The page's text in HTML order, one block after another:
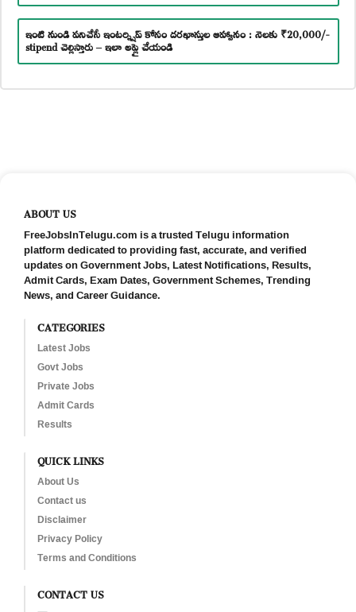
ఇంటి నుండి పనిచేసే ఇంటర్న్షిప్ కోసం దరఖాస్తుల ఆహ్వానం : నెలకు ₹20,000/-
stipend చెల్లిస్తారు – ఇలా అప్లై చేయండి
ABOUT US
FreeJobsInTelugu.com is a trusted Telugu information
platform dedicated to providing fast, accurate, and verified
updates on Government Jobs, Latest Notifications, Results,
Admit Cards, Exam Dates, Government Schemes, Trending
News, and Career Guidance.
CATEGORIES
Latest Jobs
Govt Jobs
Private Jobs
Admit Cards
Results
QUICK LINKS
About Us
Contact us
Disclaimer
Privacy Policy
Terms and Conditions
CONTACT US